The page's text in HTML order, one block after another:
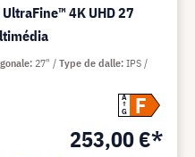
4K UHD 27
A
G
F
253,00 €*
27" Type de dalle IPS